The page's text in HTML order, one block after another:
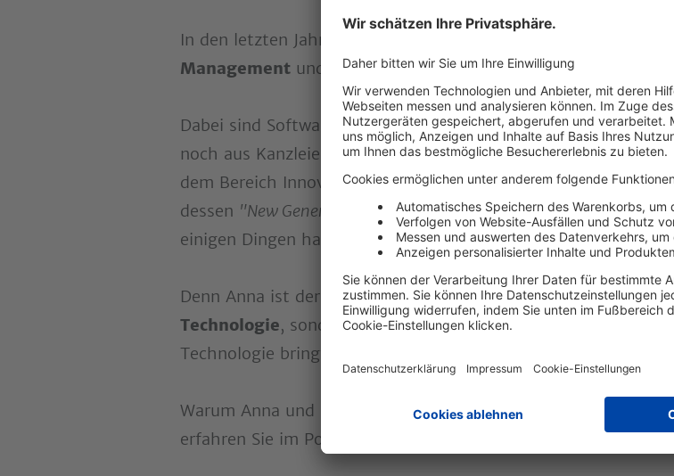
In den letzten Jahren hat sich in Steuerkanzleien einiges
Management und digitale Transformationsind auch in der
Dabei sind Softwarelösungen, videobasiertes Lernen und die
noch aus Kanzleien wegzudenken. Über diese überraschend
dem Bereich Innovation und Produktmanagement bei Haufe
dessen "New Generation Steuerberater"Podcast. Allerdings
einigen Dingen hakt.
Denn Anna ist der Überzeugung, dass der Fokus innerhalb
Technologie, sondern vor allem auch auf dem
Technologie bringt nichts, wenn die Mitarbeiter:innennicht
Warum Anna und Daniel in Bezug auf die Kanzleiführung
erfahren Sie im Podcast -
(verfügbar auf